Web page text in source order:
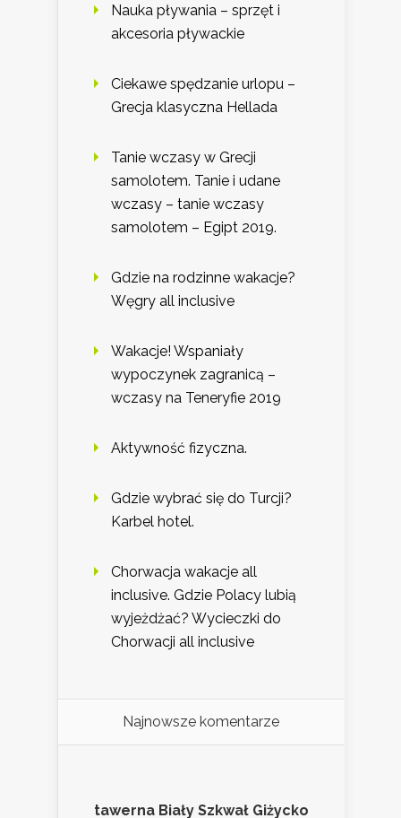
Nauka pływania – sprzęt i
akcesoria pływackie
Ciekawe spędzanie urlopu –
Grecja klasyczna Hellada
Tanie wczasy w Grecji
samolotem. Tanie i udane
wczasy – tanie wczasy
samolotem – Egipt 2019.
Gdzie na rodzinne wakacje?
Węgry all inclusive
Wakacje! Wspaniały
wypoczynek zagranicą –
wczasy na Teneryfie 2019
Aktywność fizyczna.
Gdzie wybrać się do Turcji?
Karbel hotel.
Chorwacja wakacje all
inclusive. Gdzie Polacy lubią
wyjeżdżać? Wycieczki do
Chorwacji all inclusive
Najnowsze komentarze
tawerna Biały Szkwał Giżycko